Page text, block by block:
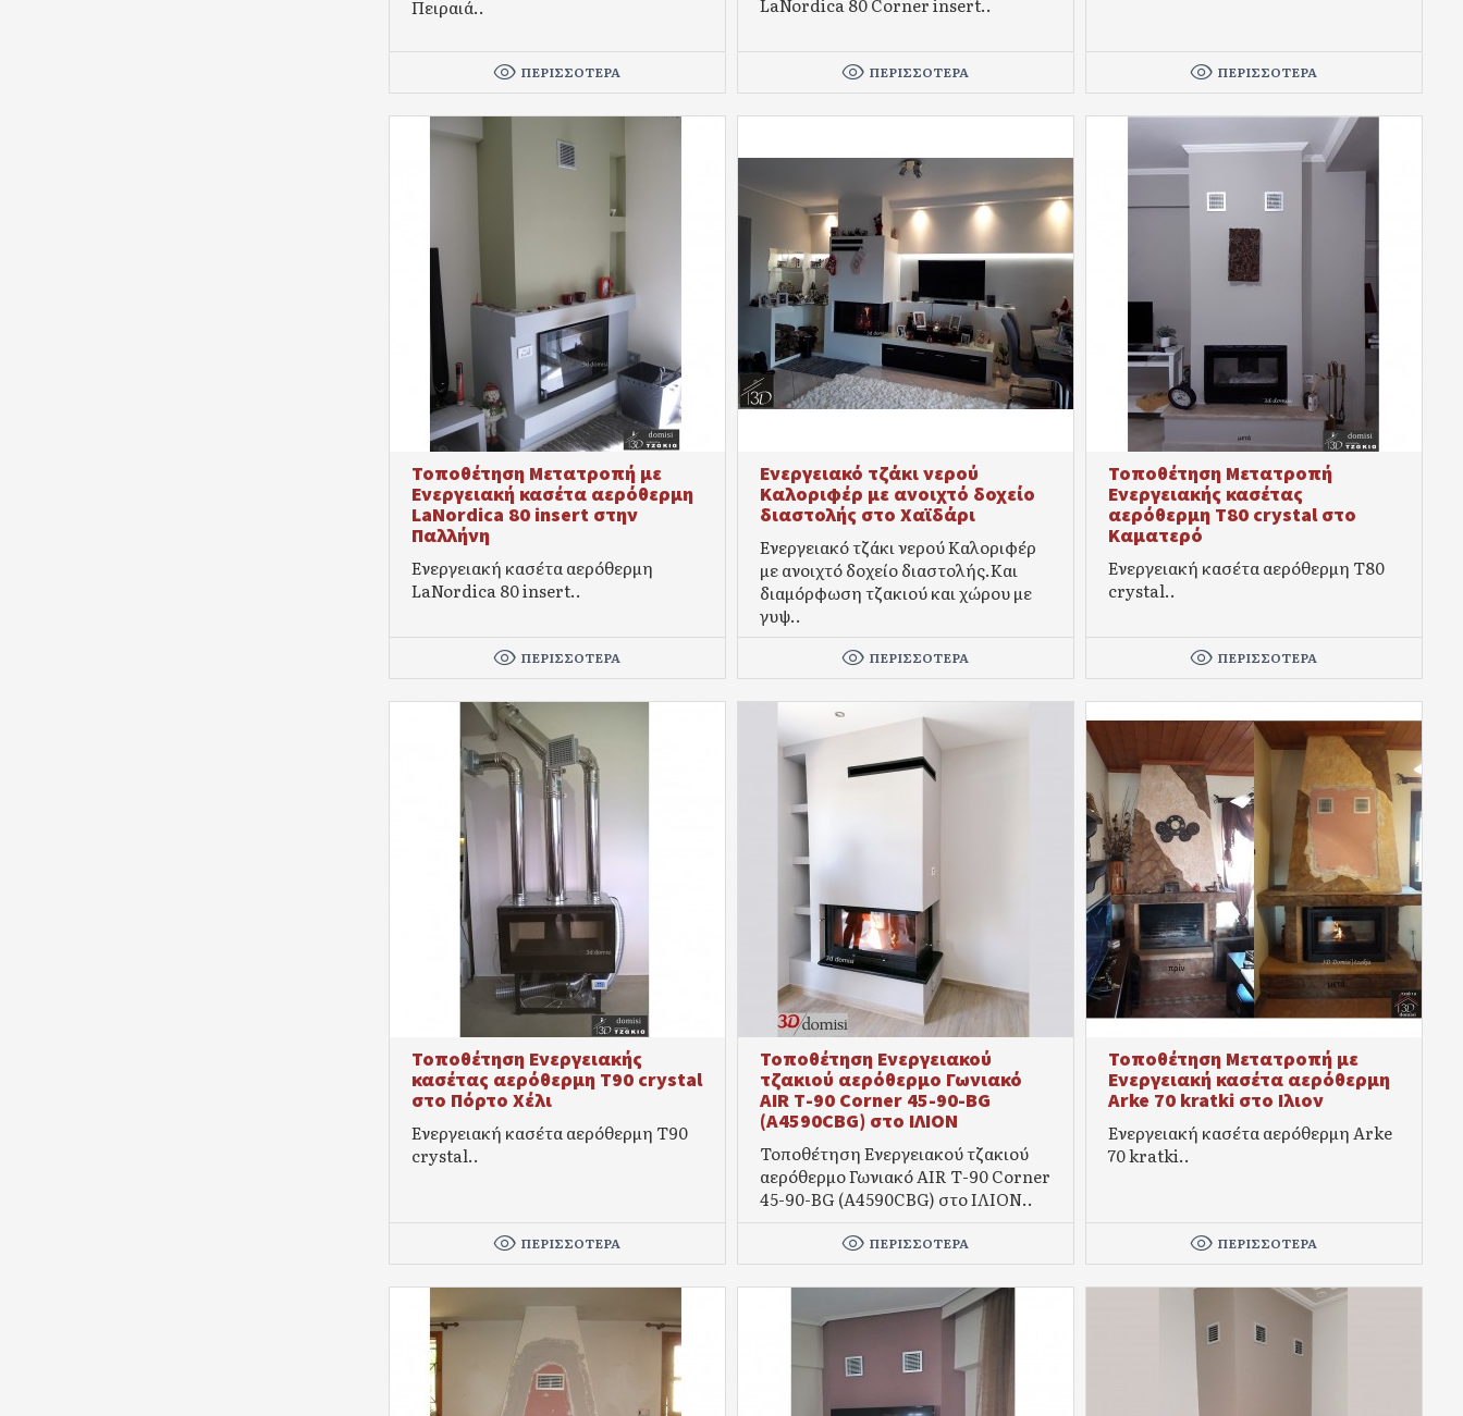
Πειραιά..
ΠΕΡΙΣΣΌΤΕΡΑ ΠΕΡΙΣΣΌΤΕΡΑ ΠΕΡΙΣΣΌΤΕΡΑ
Τοποθέτηση Μετατροπή με
Ενεργειακή κασέτα αερόθερμη
LaNordica 80 insert στην
Παλλήνη
Ενεργειακή κασέτα αερόθερμη
LaNordica 80 insert..
ΠΕΡΙΣΣΌΤΕΡΑ
Ενεργειακό τζάκι νερού
Καλοριφέρ με ανοιχτό δοχείο
διαστολής στο Χαϊδάρι
Ενεργειακό τζάκι νερού Καλοριφέρ
με ανοιχτό δοχείο διαστολής.Και
διαμόρφωση τζακιού και χώρου με
γυψ..
ΠΕΡΙΣΣΌΤΕΡΑ
Τοποθέτηση Μετατροπή
Ενεργειακής κασέτας
αερόθερμη Τ80 crystal στο
Καματερό
Ενεργειακή κασέτα αερόθερμη Τ80
crystal..
ΠΕΡΙΣΣΌΤΕΡΑ
Τοποθέτηση Ενεργειακής
κασέτας αερόθερμη Τ90 crystal
στο Πόρτο Χέλι
Ενεργειακή κασέτα αερόθερμη Τ90
crystal..
ΠΕΡΙΣΣΌΤΕΡΑ
Τοποθέτηση Ενεργειακού
τζακιού αερόθερμο Γωνιακό
AIR Τ-90 Corner 45-90-BG
(A4590CBG) στο ΙΛΙΟΝ
Τοποθέτηση Ενεργειακού τζακιού
αερόθερμο Γωνιακό AIR Τ-90 Corner
45-90-BG (A4590CBG) στο ΙΛΙΟΝ..
ΠΕΡΙΣΣΌΤΕΡΑ
Τοποθέτηση Μετατροπή με
Ενεργειακή κασέτα αερόθερμη
Arke 70 kratki στο Ιλιον
Ενεργειακή κασέτα αερόθερμη Arke
70 kratki..
ΠΕΡΙΣΣΌΤΕΡΑ